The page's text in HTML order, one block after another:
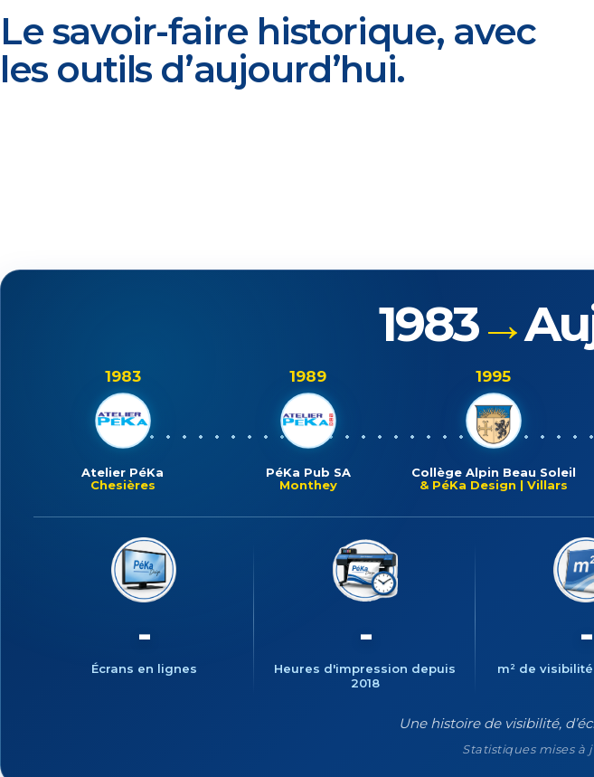
Le savoir-faire historique, avec
les outils d’aujourd’hui.
1983→
1983
Atelier PéKa
Chesières
1989
PéKa Pub SA
Monthey
1995
Collège Alpin Beau Soleil
& PéKa Design | Villars
17
Écrans en lignes
2'751
Heures d'impression depuis
2018
m² de
Une histoire de visibilité,
Statistiques mises à